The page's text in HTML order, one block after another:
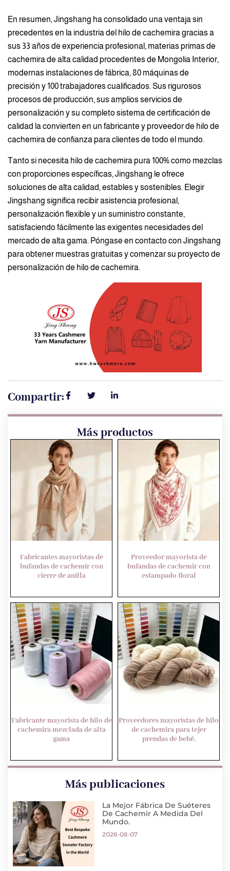
En resumen, Jingshang ha consolidado una ventaja sin
precedentes en la industria del hilo de cachemira gracias a
sus 33 años de experiencia profesional, materias primas de
cachemira de alta calidad procedentes de Mongolia Interior,
modernas instalaciones de fábrica, 80 máquinas de
precisión y 100 trabajadores cualificados. Sus rigurosos
procesos de producción, sus amplios servicios de
personalización y su completo sistema de certificación de
calidad la convierten en un fabricante y proveedor de hilo de
cachemira de confianza para clientes de todo el mundo.
Tanto si necesita hilo de cachemira pura 100% como mezclas
con proporciones específicas, Jingshang le ofrece
soluciones de alta calidad, estables y sostenibles. Elegir
Jingshang significa recibir asistencia profesional,
personalización flexible y un suministro constante,
satisfaciendo fácilmente las exigentes necesidades del
mercado de alta gama. Póngase en contacto con Jingshang
para obtener muestras gratuitas y comenzar su proyecto de
personalización de hilo de cachemira.
Compartir:
Más productos
Fabricantes mayoristas de
bufandas de cachemir con
cierre de anilla
Proveedor mayorista de
bufandas de cachemir con
estampado floral
Fabricante mayorista de hilo de
cachemira mezclada de alta
gama
Proveedores mayoristas de hilo
de cachemira para tejer
prendas de bebé.
Más publicaciones
La Mejor Fábrica De Suéteres
De Cachemir A Medida Del
Mundo.
2026-08-07